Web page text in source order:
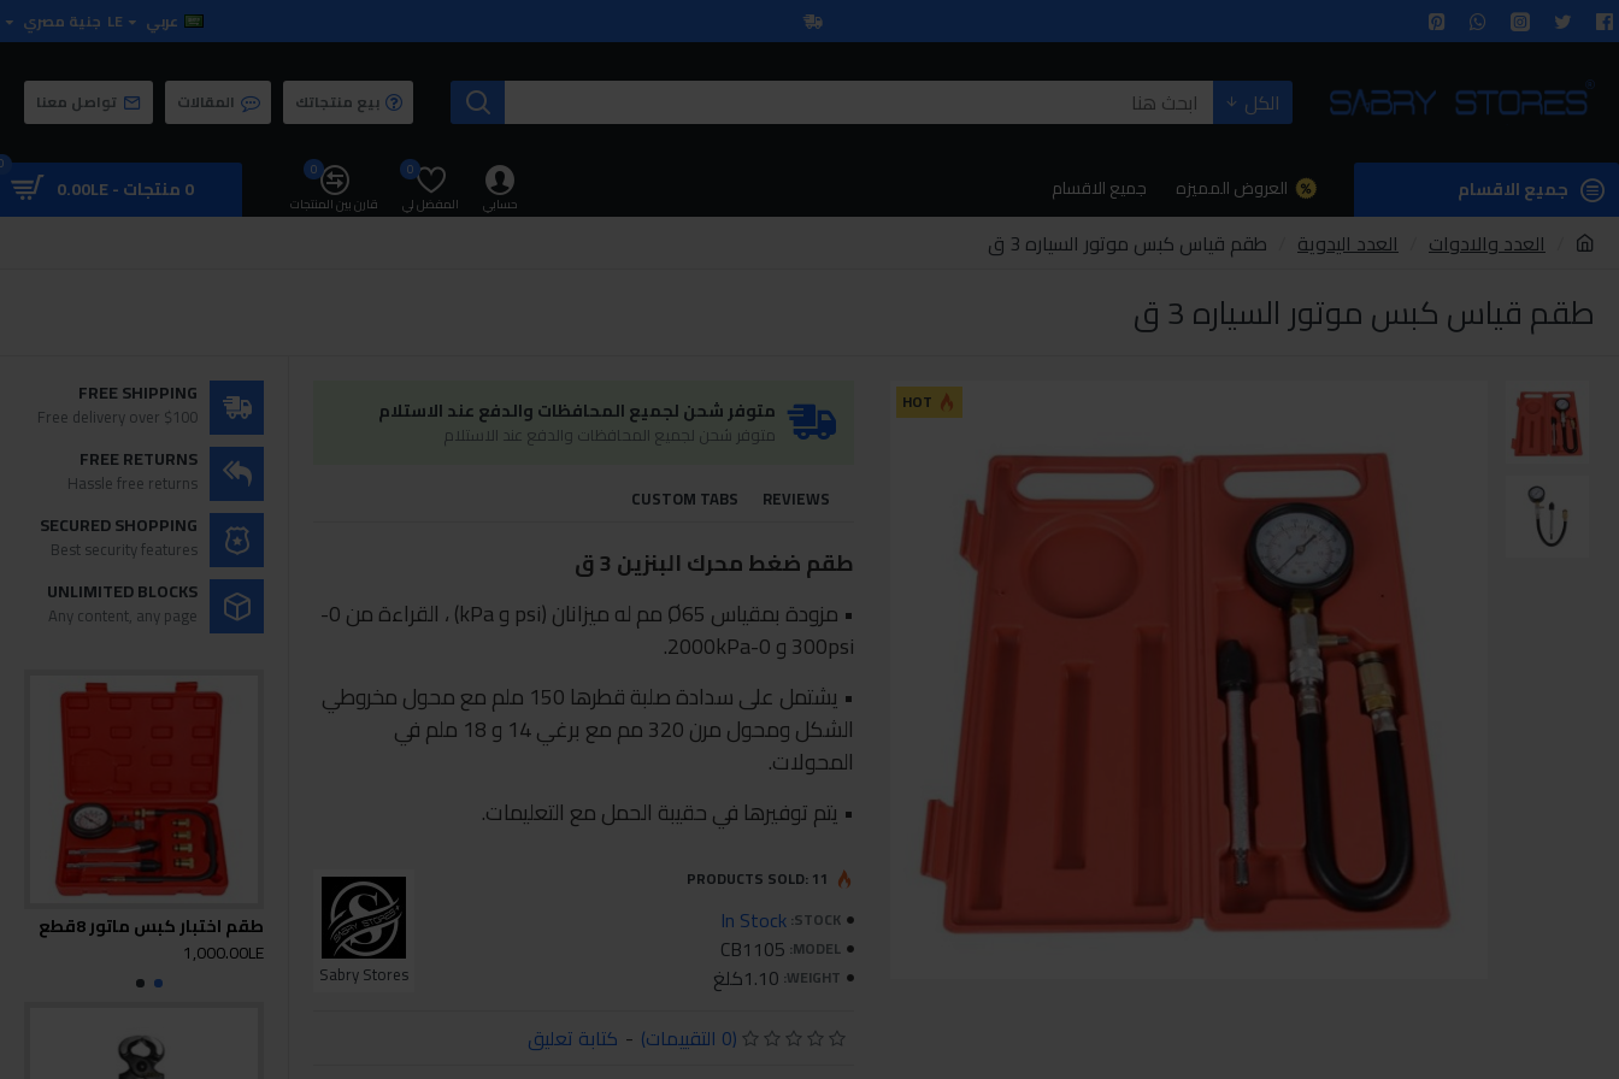
عربي LE جنية مصري
الكل بيع منتجاتك المقالات تواصل معنا
جميع الاقسام العروض المميزه جميع الاقسام
حسابي المفضل لي
0
قارن بين المنتجات
0
0 منتجات - 0.00LE
العدد والادوات العدد اليدوية طقم قياس كبس موتور السياره 3 ق
طقم قياس كبس موتور السياره 3 ق
HOT متوفر شحن لجميع المحافظات والدفع عند الاستلام
متوفر شحن لجميع المحافظات والدفع عند الاستلام
REVIEWS
CUSTOM TABS
طقم ضغط محرك البنزين 3 ق
• مزودة بمقياس Ø65 مم له ميزانان (psi و kPa) ، القراءة من 0-
300psi و 0-2000kPa.
• يشتمل على سدادة صلبة قطرها 150 ملم مع محول مخروطي
الشكل ومحول مرن 320 مم مع برغي 14 و 18 ملم في
المحولات.
• يتم توفيرها في حقيبة الحمل مع التعليمات.
STOCK:
In Stock
MODEL:
CB1105
WEIGHT: 1.10كلغ Sabry Stores
PRODUCTS SOLD: 11
(0 التقييمات) - كتابة تعليق
FREE SHIPPING
Free delivery over $100
FREE RETURNS
Hassle free returns
SECURED SHOPPING
Best security features
UNLIMITED BLOCKS
Any content, any page
طقم اختبار كبس ماتور 8قطع
1,000.00LE